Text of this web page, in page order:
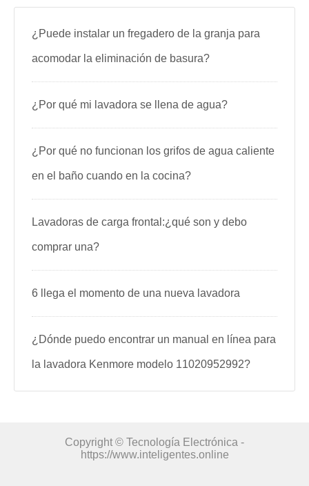
¿Puede instalar un fregadero de la granja para
acomodar la eliminación de basura?
¿Por qué mi lavadora se llena de agua?
¿Por qué no funcionan los grifos de agua caliente
en el baño cuando en la cocina?
Lavadoras de carga frontal:¿qué son y debo
comprar una?
6 llega el momento de una nueva lavadora
¿Dónde puedo encontrar un manual en línea para
la lavadora Kenmore modelo 11020952992?
Copyright © Tecnología Electrónica -
https://www.inteligentes.online